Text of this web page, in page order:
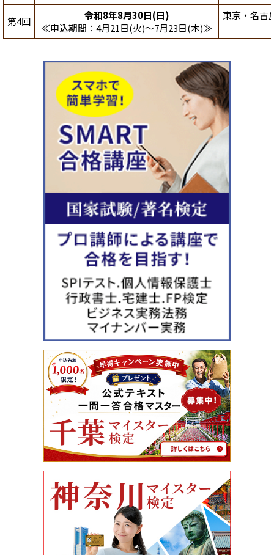
第4回
令和8年8月30日(日)
≪申込期間：4月21日(火)～7月23日(木)≫
東京・名古